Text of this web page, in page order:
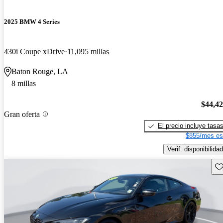
2025 BMW 4 Series
430i Coupe xDrive 11,095 millas
Baton Rouge, LA
8 millas
Gran oferta
El precio incluye tasas
$855/mes
Verif. disponibilidad